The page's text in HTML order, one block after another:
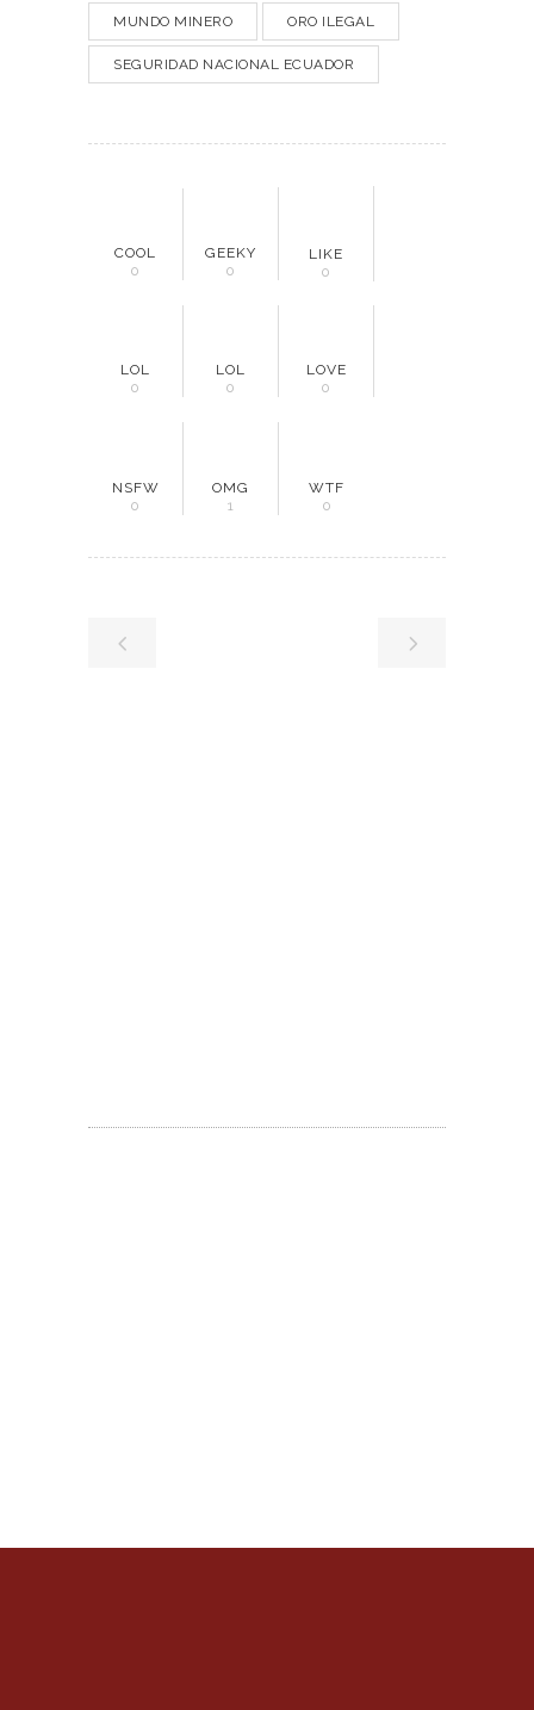
MUNDO MINERO ORO ILEGAL
SEGURIDAD NACIONAL ECUADOR
COOL
0
GEEKY
0
LIKE
0
LOL
0
LOL
0
LOVE
0
NSFW
0
OMG
1
WTF
0